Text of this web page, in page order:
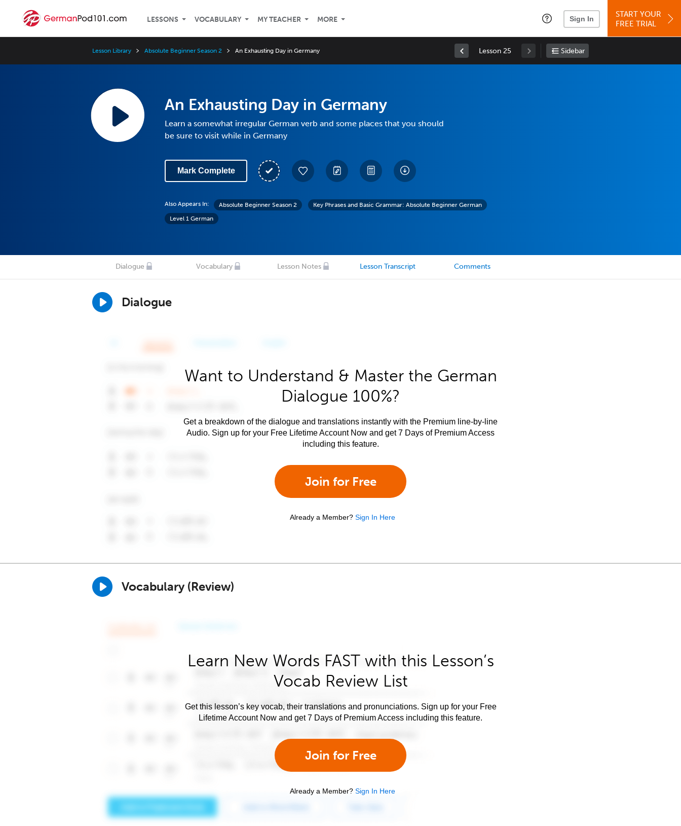
LESSONS VOCABULARY MY TEACHER MORE Sign In
START YOUR
FREE TRIAL
Lesson Library Absolute Beginner Season 2 An Exhausting Day in Germany Lesson 25 Sidebar
An Exhausting Day in Germany
Learn a somewhat irregular German verb and some places that you should
be sure to visit while in Germany
Mark Complete
Also Appears In: Absolute Beginner Season 2
Key Phrases and Basic Grammar: Absolute Beginner German
Level 1 German
Dialogue Vocabulary Lesson Notes Lesson Transcript Comments
Dialogue
Want to Understand & Master the German
Dialogue 100%?
Get a breakdown of the dialogue and translations instantly with the Premium line-by-line
Audio. Sign up for your Free Lifetime Account Now and get 7 Days of Premium Access
including this feature.
Join for Free
Already a Member? Sign In Here
Vocabulary (Review)
Learn New Words FAST with this Lesson’s
Vocab Review List
Get this lesson’s key vocab, their translations and pronunciations. Sign up for your Free
Lifetime Account Now and get 7 Days of Premium Access including this feature.
Join for Free
Already a Member? Sign In Here